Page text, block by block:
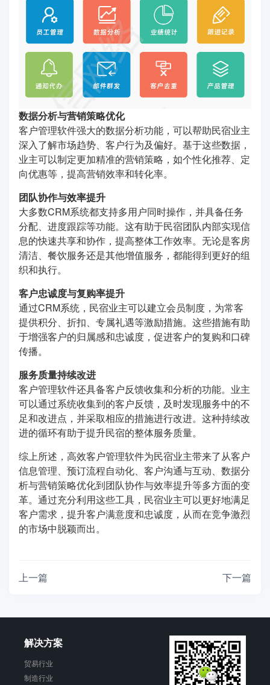
数据分析与营销策略优化
客户管理软件强大的数据分析功能，可以帮助民宿业主
深入了解市场趋势、客户行为及偏好。基于这些数据，
业主可以制定更加精准的营销策略，如个性化推荐、定
向优惠等，提高营销效率和转化率。
团队协作与效率提升
大多数CRM系统都支持多用户同时操作，并具备任务
分配、进度跟踪等功能。这有助于民宿团队内部实现信
息的快速共享和协作，提高整体工作效率。无论是客房
清洁、餐饮服务还是其他增值服务，都能得到更好的组
织和执行。
客户忠诚度与复购率提升
通过CRM系统，民宿业主可以建立会员制度，为常客
提供积分、折扣、专属礼遇等激励措施。这些措施有助
于增强客户的归属感和忠诚度，促进客户的复购和口碑
传播。
服务质量持续改进
客户管理软件还具备客户反馈收集和分析的功能。业主
可以通过系统收集到的客户反馈，及时发现服务中的不
足和改进点，并采取相应的措施进行改进。这种持续改
进的循环有助于提升民宿的整体服务质量。
综上所述，高效客户管理软件为民宿业主带来了从客户
信息管理、预订流程自动化、客户沟通与互动、数据分
析与营销策略优化到团队协作与效率提升等多方面的变
革。通过充分利用这些工具，民宿业主可以更好地满足
客户需求，提升客户满意度和忠诚度，从而在竞争激烈
的市场中脱颖而出。
上一篇 下一篇
解决方案
贸易行业
制造行业